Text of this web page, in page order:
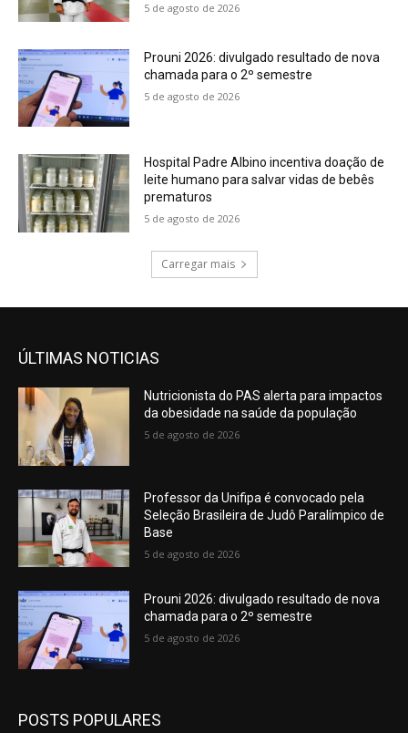
5 de agosto de 2026
Prouni 2026: divulgado resultado de nova
chamada para o 2º semestre
5 de agosto de 2026
Hospital Padre Albino incentiva doação de
leite humano para salvar vidas de bebês
prematuros
5 de agosto de 2026
Carregar mais
ÚLTIMAS NOTICIAS
Nutricionista do PAS alerta para impactos
da obesidade na saúde da população
5 de agosto de 2026
Professor da Unifipa é convocado pela
Seleção Brasileira de Judô Paralímpico de
Base
5 de agosto de 2026
Prouni 2026: divulgado resultado de nova
chamada para o 2º semestre
5 de agosto de 2026
POSTS POPULARES